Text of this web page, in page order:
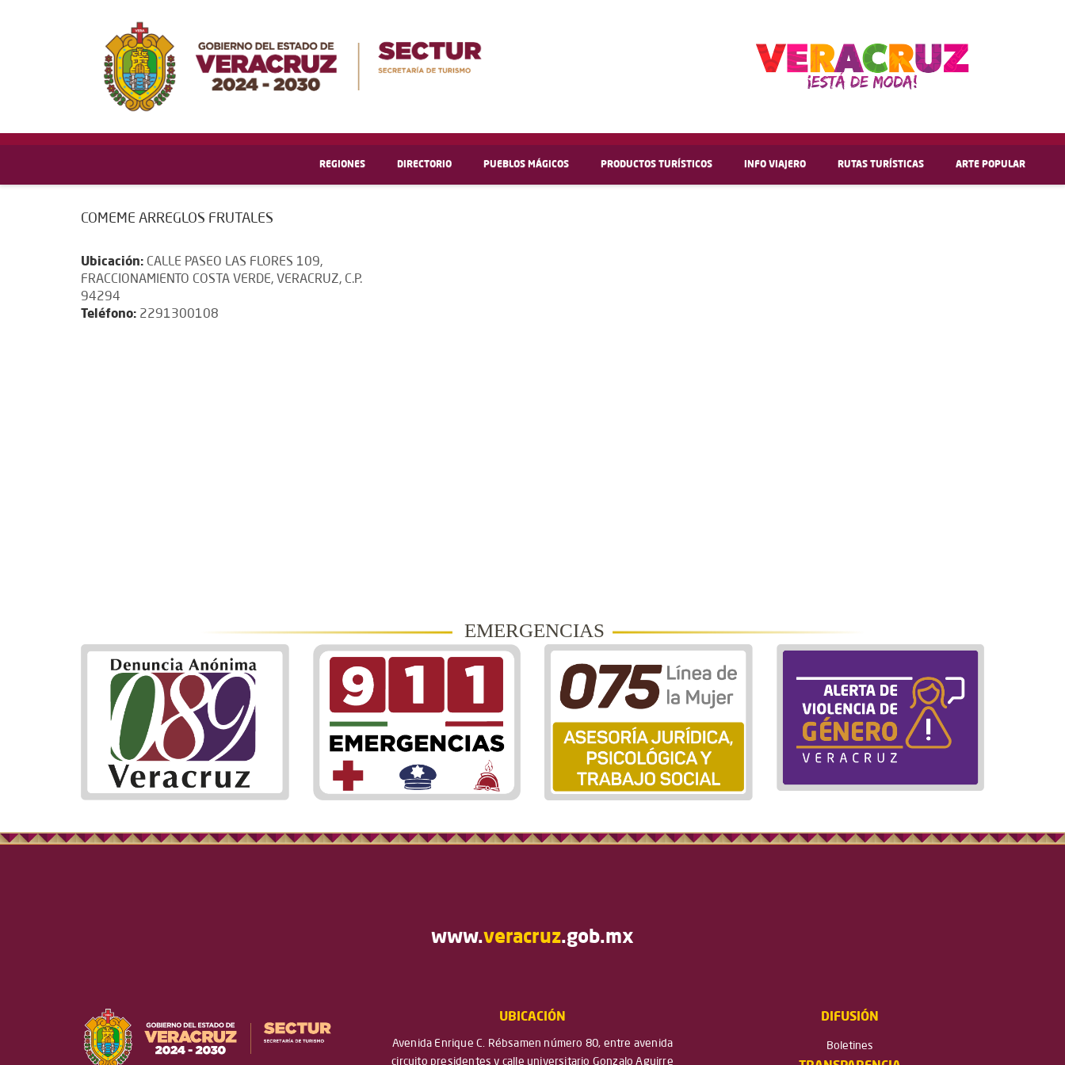
REGIONES DIRECTORIO PUEBLOS MÁGICOS PRODUCTOS TURÍSTICOS INFO VIAJERO RUTAS TURÍSTICAS ARTE POPULAR
COMEME ARREGLOS FRUTALES
Ubicación: CALLE PASEO LAS FLORES 109,
FRACCIONAMIENTO COSTA VERDE, VERACRUZ, C.P.
94294
Teléfono: 2291300108
EMERGENCIAS
www.veracruz.gob.mx
UBICACIÓN
Avenida Enrique C. Rébsamen número 80, entre avenida
circuito presidentes y calle universitario Gonzalo Aguirre
DIFUSIÓN
Boletines